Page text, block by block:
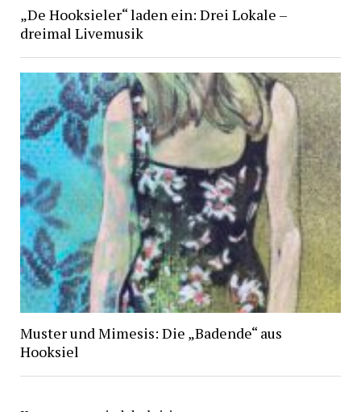
„De Hooksieler“ laden ein: Drei Lokale –
dreimal Livemusik
Muster und Mimesis: Die „Badende“ aus
Hooksiel